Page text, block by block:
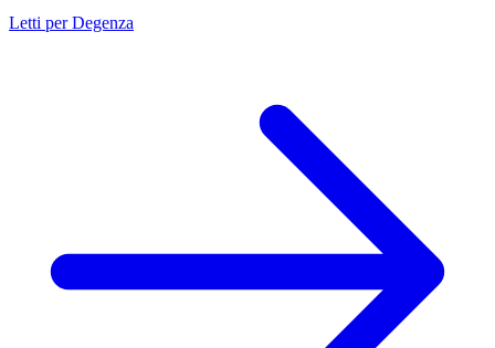
Letti per Degenza